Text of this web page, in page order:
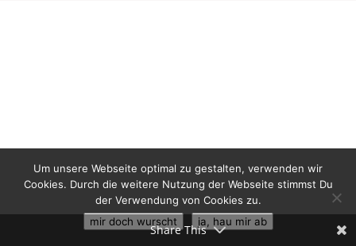
Share This
Um unsere Webseite optimal zu gestalten, verwenden wir
Cookies. Durch die weitere Nutzung der Webseite stimmst Du
der Verwendung von Cookies zu.
mir doch wurscht
ja, hau mir ab